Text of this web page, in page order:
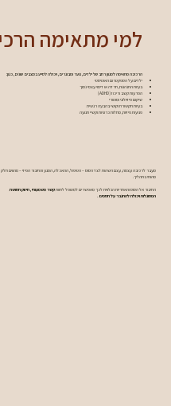
למי מתאימה
הרכיבה מתאימה למגוון רחב של ילדים, נוער ומבוגרים, ויכולה לסייע במצבים שונים, כגון:
ילדים על הספקטרום האוטיסטי
בעיות התנהגות, חרדה או דימוי עצמי נמוך
הפרעות קשב וריכוז (ADHD)
שיקום פיזיולוגי ומוטורי
בעיות תקשורת וקושי בהבעה רגשית
פגיעות פיזיות, מחלות כרוניות וקשיי תנועה
מעבר לרכיבה עצמה, עצם השהות לצד הסוס – הטיפול, ההאכלה, המגע והחיבור הפיזי – מהווים חלק
מהותי בתהליך.
החיבור אל הסוס והאחריות הנלווית לכך מאפשרים למטופל לחוותקשר משמעותי, חיזוק תחושת
המסוגלות ויכולת להתגבר על חסמים.